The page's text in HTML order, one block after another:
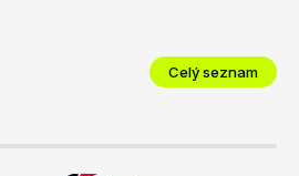
Celý seznam